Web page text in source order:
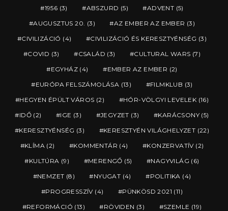
1956 (3) ABSZURD (5) ADVENT (5)
AUGUSZTUS 20. (3) AZ EMBER AZ EMBER (3)
CIVILIZÁCIÓ (4) CIVILIZÁCIÓ ÉS KERESZTYÉNSÉG (3)
COVID (3) CSALÁD (3) CULTURAL WARS (7)
EGYHÁZ (4) EMBER AZ EMBER (2)
EURÓPA FELSZÁMOLÁSA (13) FILMKLUB (3)
HEGYEN ÉPÜLT VÁROS (2) HÓR-VÖLGYI LEVELEK (16)
IDŐ (2) IGE (3) JEGYZET (3) KARÁCSONY(5)
KERESZTYÉNSÉG (3) KERESZTYÉN VILÁGHELYZET (22)
KLÍMA (2) KOMMENTÁR (4) KONZERVATÍV(2)
KULTÚRA (9) MERENGŐ (5) NAGYVILÁG (6)
NEMZET (8) NYUGAT (4) POLITIKA (4)
PROGRESSZÍV(4) PÜNKÖSD 2021 (11)
REFORMÁCIÓ (13) RÖVIDEN (3) SZEMLE (19)